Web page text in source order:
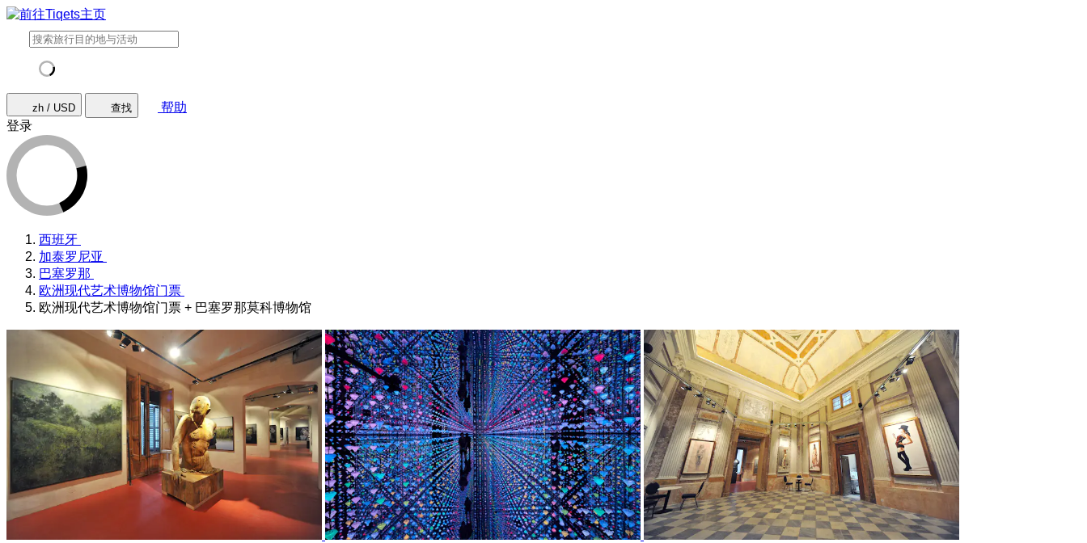
zh / USD 查找
帮助
登录
西班牙
加泰罗尼亚
巴塞罗那
欧洲现代艺术博物馆门票
欧洲现代艺术博物馆门票 + 巴塞罗那莫科博物馆